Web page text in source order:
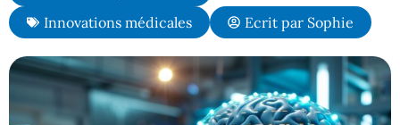
Innovations médicales
Ecrit par Sophie